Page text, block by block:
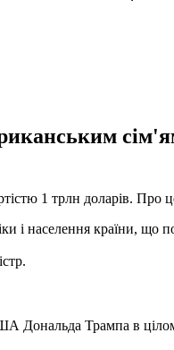
1 трлн доларів. Про
населення країни, що
Дональда Трампа в